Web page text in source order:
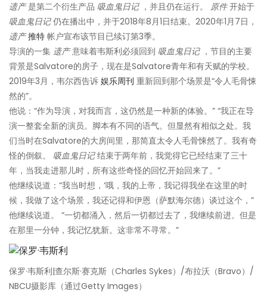
遗产是第二个衍生产品 吸血鬼日记，并且仍在运行。 原件开始于
吸血鬼日记仍在播出中，并于2018年8月1日结束。2020年1月7日，
遗产 推特 帐户宣布该节目已续订第3季。
导演的一集 遗产意味着韦斯利必须回到 吸血鬼日记，节目的主要
背景是Salvatore的房子，现在是Salvatore青年和有天赋的学校。
2019年3月，韦尔西告诉 娱乐周刊 重新回到那个场景是“令人毛骨悚
然的”。
他说：“作为导演，对我而言，这仍然是一种新的体验。” “我正在导
演一整套全新的演员。脚本有不同的语气。但显然有相似之处。我
们当时在Salvatore的大房间里，那简直太令人毛骨悚然了。我有奇
怪的倒叙。 吸血鬼日记结束于两年前，我觉得它已经结束了三十
年，当我走进那儿时，所有这些奇怪的回忆开始回来了。”
他继续说道：“我当时想，‘哦，我的上帝，我记得我坐在这里的时
候，我做了这个场景，我还记得和伊恩（萨默海尔德）谈过这个，”
他继续说道。 “一切都涌入，然后一切都过去了，我继续前进。但是
在那里一分钟，我记忆犹新。这非常不寻常。”
保罗·韦斯利|查尔斯·赛克斯（Charles Sykes）/布拉沃（Bravo）/
NBCU摄影库（通过Getty Images）